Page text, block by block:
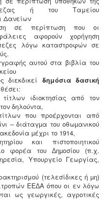
ή του Ταμείου
Δανείων
σε περίπτωση που οι
αφορούν χορήγηση
λόγω καταστροφών σε
αυτού στα βιβλία του
δημόσια δασική
ιδιοκτησίας από τον
δηλούντα,
που προέρχονται από
– διάταγµα του οθωµανικού
µέχρι το 1914,
και πιστοποιητικού
φορέα του ∆ηµοσίου (π.χ.
Υπουργείο Γεωργίας,
(τελεσίδικες ή µη)
ΕΕ∆Α όπου οι εν λόγω
ως γεωργικές, αγροτικές